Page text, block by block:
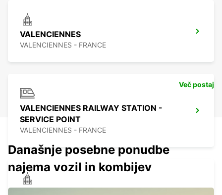
VALENCIENNES
VALENCIENNES - FRANCE
VALENCIENNES RAILWAY STATION -
SERVICE POINT
VALENCIENNES - FRANCE
Več postaj
Današnje posebne ponudbe
najema vozil in kombijev